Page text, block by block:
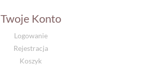
Twoje Konto
Logowanie
Rejestracja
Koszyk